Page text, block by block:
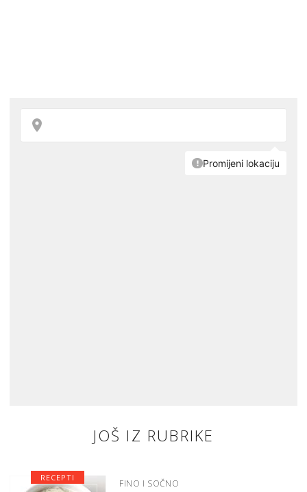
JOŠ IZ RUBRIKE
FINO I SOČNO
RECEPTI